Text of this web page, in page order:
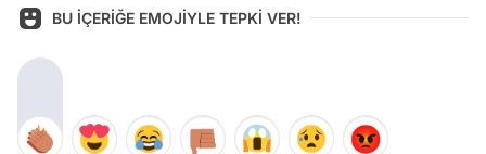
BU İÇERİĞE EMOJİYLE TEPKİ VER!